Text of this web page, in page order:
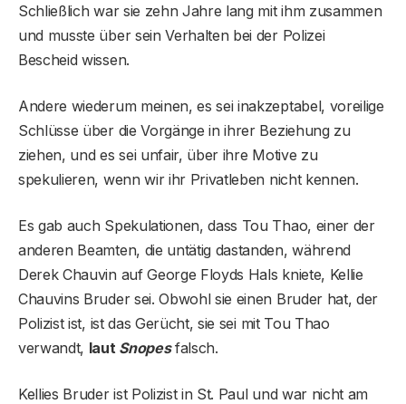
Schließlich war sie zehn Jahre lang mit ihm zusammen
und musste über sein Verhalten bei der Polizei
Bescheid wissen.
Andere wiederum meinen, es sei inakzeptabel, voreilige
Schlüsse über die Vorgänge in ihrer Beziehung zu
ziehen, und es sei unfair, über ihre Motive zu
spekulieren, wenn wir ihr Privatleben nicht kennen.
Es gab auch Spekulationen, dass Tou Thao, einer der
anderen Beamten, die untätig dastanden, während
Derek Chauvin auf George Floyds Hals kniete, Kellie
Chauvins Bruder sei. Obwohl sie einen Bruder hat, der
Polizist ist, ist das Gerücht, sie sei mit Tou Thao
verwandt, laut Snopesfalsch.
Kellies Bruder ist Polizist in St. Paul und war nicht am